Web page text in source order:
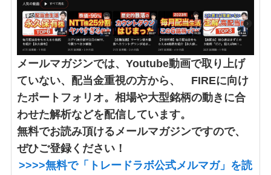
メールマガジンでは、Youtube動画で取り上げ
ていない、配当金重視の方から、 FIREに向け
たポートフォリオ。相場や大型銘柄の動きに合
わせた解析などを配信しています。
無料でお読み頂けるメールマガジンですので、
ぜひご登録ください！
>>>>無料で「トレードラボ公式メルマガ」 を読